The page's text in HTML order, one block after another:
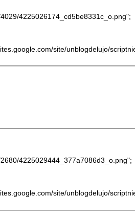
4225026174_cd5be8331c_o.png";
site/unblogdelujo/
4225029444_377a7086d3_o.png";
site/unblogdelujo/